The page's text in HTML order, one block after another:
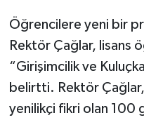
Öğrencilere yeni bir
Rektör Çağlar, lisans
“Girişimcilik ve
belirtti. Rektör
yenilikçi fikri olan 100